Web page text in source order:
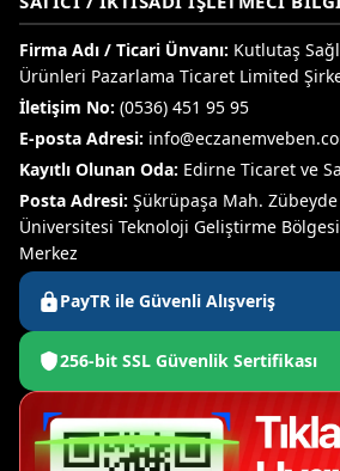
Firma Adı / Ticari Ünvanı: Kutlutaş
Ürünleri Pazarlama Ticaret Limited
İletişim No: (0536) 451 95 95
E-posta Adresi:
Kayıtlı Olunan Oda: Edirne Ticaret ve
Posta Adresi: Şükrüpaşa Mah. Zübeyde
Üniversitesi Teknoloji Geliştirme
Merkez
PayTR ile Güvenli Alışveriş
256-bit SSL Güvenlik Sertifikası